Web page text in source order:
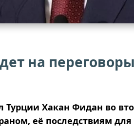
на
Хакан Фидан во
её последствиям для